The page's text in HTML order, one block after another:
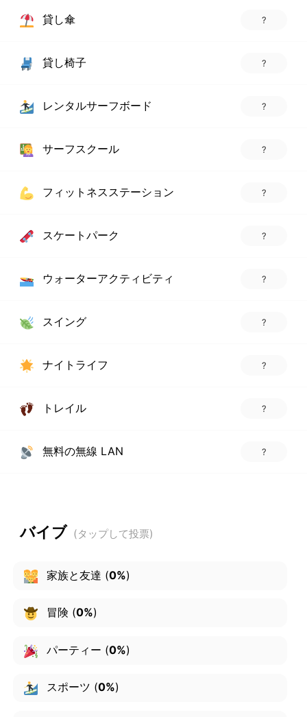
貸し傘 ?
貸し椅子 ?
レンタルサーフボード ?
サーフスクール ?
フィットネスステーション ?
スケートパーク ?
ウォーターアクティビティ ?
スイング ?
ナイトライフ ?
トレイル ?
無料の無線 LAN ?
バイブ
家族と友達 (0%)
冒険 (0%)
パーティー (0%)
スポーツ (0%)